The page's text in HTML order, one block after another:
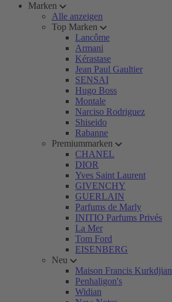
Marken
Alle anzeigen
Top Marken
Lancôme
Armani
Kérastase
Jean Paul Gaultier
SENSAI
Hugo Boss
Montale
Narciso Rodriguez
Shiseido
Rabanne
Premiummarken
CHANEL
DIOR
Yves Saint Laurent
GIVENCHY
GUERLAIN
Parfums de Marly
INITIO Parfums Privés
La Mer
Tom Ford
EISENBERG
Neu
Maison Francis Kurkdjian
Penhaligon's
Widian